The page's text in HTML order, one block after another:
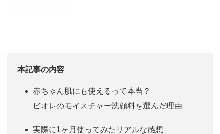
本記事の内容
赤ちゃん肌にも使えるって本当？
ビオレのモイスチャー洗顔料を選んだ理由
実際に1ヶ月使ってみたリアルな感想